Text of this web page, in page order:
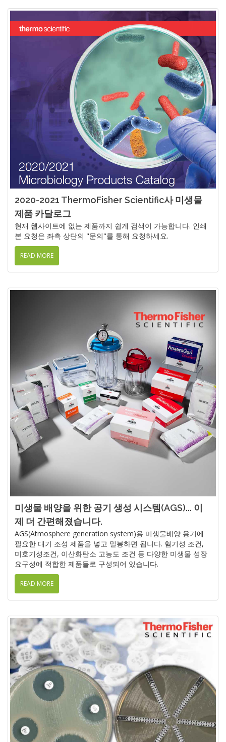
2020-2021 ThermoFisher Scientific사 미생물
제품 카달로그
현재 웹사이트에 없는 제품까지 쉽게 검색이 가능합니다. 인쇄
본 요청은 좌측 상단의 "문의"를 통해 요청하세요.
READ MORE
미생물 배양을 위한 공기 생성 시스템(AGS)... 이
제 더 간편해졌습니다.
AGS(Atmosphere generation system)용 미생물배양 용기에
필요한 대기 조성 제품을 넣고 밀봉하면 됩니다. 혐기성 조건,
미호기성조건, 이산화탄소 고농도 조건 등 다양한 미생물 성장
요구성에 적합한 제품들로 구성되어 있습니다.
READ MORE